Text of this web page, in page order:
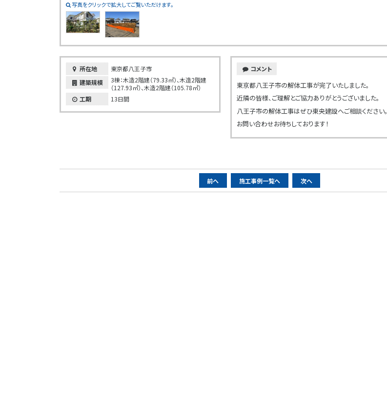
写真をクリックで拡大してご覧いただけます。
所在地
東京都八王子市
建築規模
3棟：木造2階建（79.33㎡）、木造2階建
（127.93㎡）、木造2階建（105.78㎡）
工期
13日間
コメント
東京都八王子市の解体工事が完了いたしました。
近隣の皆様、ご理解とご協力ありがとうございました。
八王子市の解体工事はぜひ東央建設へご相談ください。
お問い合わせお待ちしております！
ー
前へ 施工事例一覧へ 次へ